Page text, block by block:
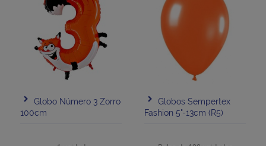
Globo Número 3 Zorro
100cm
Globos Sempertex
Fashion 5"-13cm (R5)